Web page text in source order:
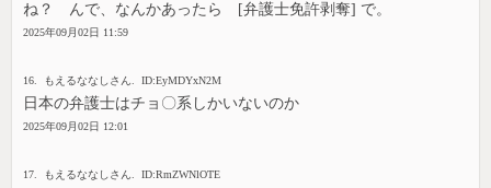
ね？ んで、なんかあったら [弁護士免許剥奪] で。
2025年09月02日 11:59
16. もえるななしさん. ID:EyMDYxN2M
日本の弁護士はチョ〇系しかいないのか
2025年09月02日 12:01
17. もえるななしさん. ID:RmZWNlOTE